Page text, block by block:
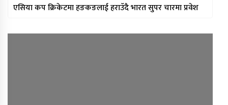
एसिया कप क्रिकेटमा हङकङलाई हराउँदै भारत सुपर चारमा प्रवेश